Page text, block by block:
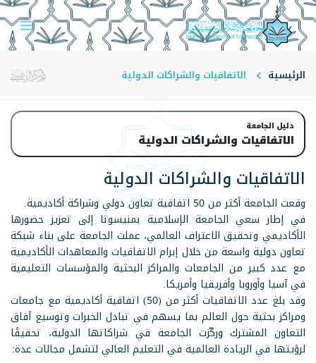
الرئيسية الاتفاقيات والشراكات الدولية
دليل الجامعة
الاتفاقيات والشراكات الدولية
الاتفاقيات والشراكات الدولية
وقعت الجامعة أكثر من 50 اتفاقية تعاون دولي وشراكة أكاديمية.
في إطار سعي الجامعة الإسلامية بمنيسوتا إلى تعزيز حضورها
الأكاديمي وتحقيق الاعتراف العالمي، عملت الجامعة على بناء شبكة
تعاون دولية واسعة من خلال إبرام الاتفاقيات والمعاهدات الأكاديمية
مع عدد كبير من الجامعات والمراكز البحثية والمؤسسات التعليمية
في آسيا وأوروبا وأفريقيا وأمريكا.
وقد بلغ عدد الاتفاقيات أكثر من (50) اتفاقية أكاديمية مع جامعات
ومراكز بحثية حول العالم بما يسهم في تبادل الخبرات وتوسيع آفاق
التعاون المشترك وركّزت الجامعة في شراكاتها الدولية، تحقيقًا
لرؤيتها في الريادة العالمية في التعليم العالي لتشمل مجالات عدة: